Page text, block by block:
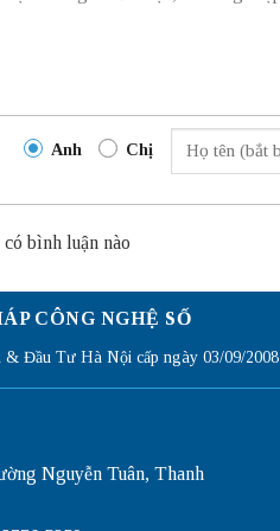
Anh Chị
có bình luận nào
CÔNG NGHỆ SỐ
& Đầu Tư Hà Nội cấp ngày 03/09/2008
Nguyễn Tuân, Thanh